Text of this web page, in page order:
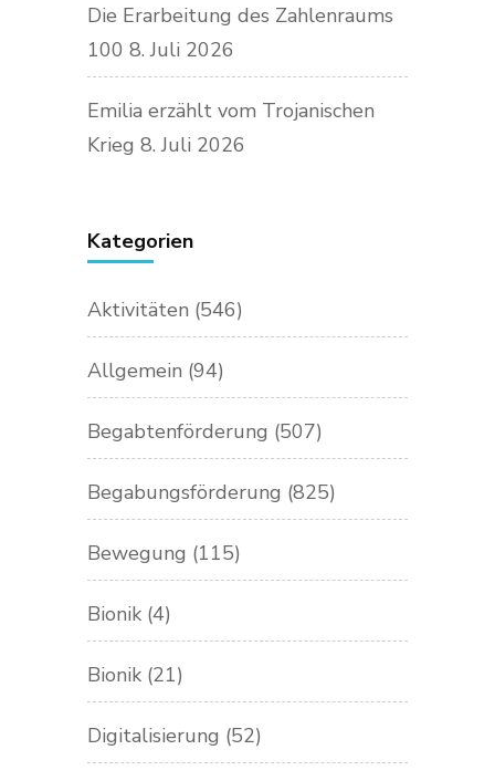
Die Erarbeitung des Zahlenraums
100 8. Juli 2026
Emilia erzählt vom Trojanischen
Krieg 8. Juli 2026
Kategorien
Aktivitäten (546)
Allgemein (94)
Begabtenförderung (507)
Begabungsförderung (825)
Bewegung (115)
Bionik (4)
Bionik (21)
Digitalisierung (52)